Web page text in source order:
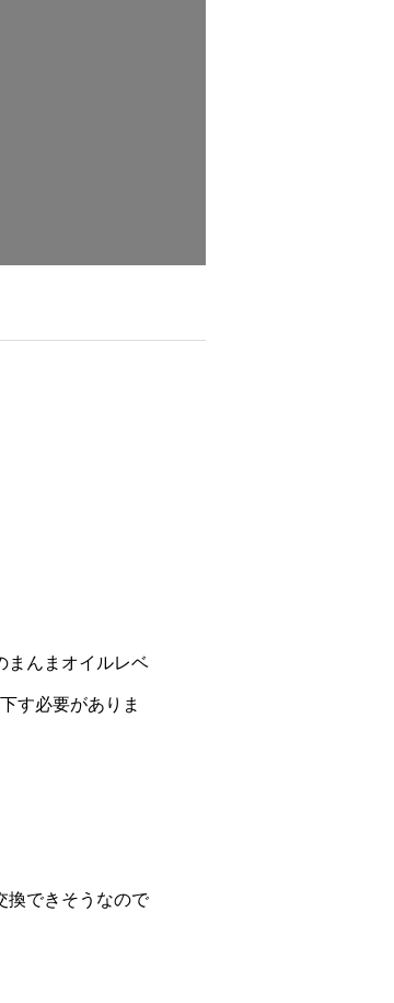
まんまオイルレベ
す必要がありま
換できそうなので